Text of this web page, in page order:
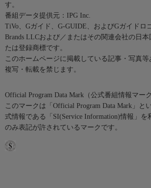
す。
番組データ提供元：IPG Inc.
TiVo、Gガイド、G-GUIDE、およびGガイドロ
Brands LLCおよび／またはその関連会社の日
たは登録商標です。
このホームページに掲載している記事・写真
複写・転載を禁じます。
Official Program Data Mark（公式番組情報マーク
このマークは「Official Program Data Mark」と
式情報である「SI(Service Information)情報」を
のみ表記が許されているマークです。